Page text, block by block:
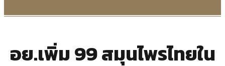
อย.เพิ่ม 99 สมุนไพรไทยใน